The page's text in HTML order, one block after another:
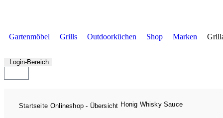
Gartenmöbel Grills Outdoorküchen Shop Marken
Login-Bereich
Startseite Onlineshop - Übersicht Honig Whisky Sauce